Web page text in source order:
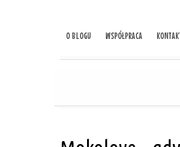
O BLOGU WSPÓŁPRACA